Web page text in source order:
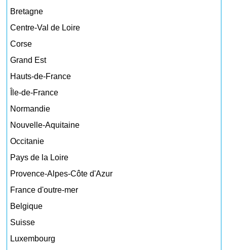
Bretagne
Centre-Val de Loire
Corse
Grand Est
Hauts-de-France
Île-de-France
Normandie
Nouvelle-Aquitaine
Occitanie
Pays de la Loire
Provence-Alpes-Côte d'Azur
France d'outre-mer
Belgique
Suisse
Luxembourg